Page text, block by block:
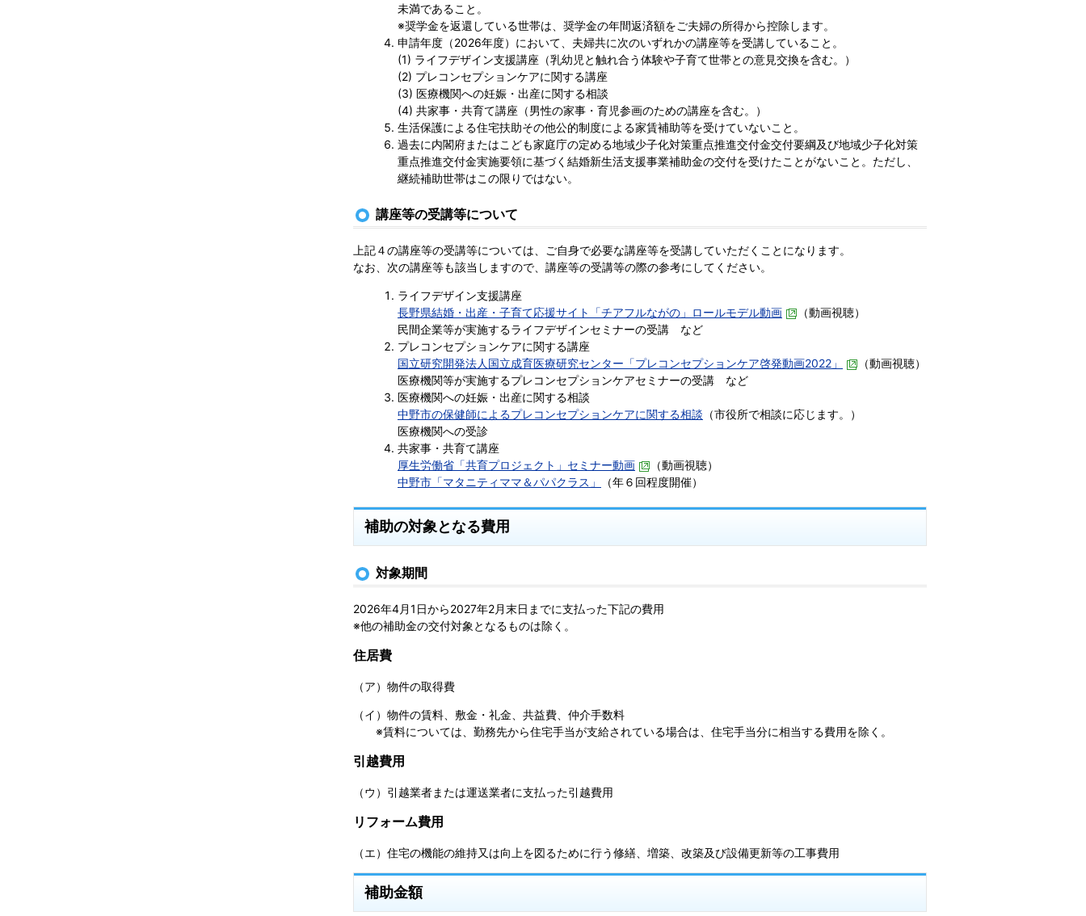
未満であること。
※奨学金を返還している世帯は、奨学金の年間返済額をご夫婦の所得から控除します。
申請年度（2026年度）において、夫婦共に次のいずれかの講座等を受講していること。
(1) ライフデザイン支援講座（乳幼児と触れ合う体験や子育て世帯との意見交換を含む。）
(2) プレコンセプションケアに関する講座
(3) 医療機関への妊娠・出産に関する相談
(4) 共家事・共育て講座（男性の家事・育児参画のための講座を含む。）
生活保護による住宅扶助その他公的制度による家賃補助等を受けていないこと。
過去に内閣府またはこども家庭庁の定める地域少子化対策重点推進交付金交付要綱及び地域少子化対策
重点推進交付金実施要領に基づく結婚新生活支援事業補助金の交付を受けたことがないこと。ただし、
継続補助世帯はこの限りではない。
講座等の受講等について
上記４の講座等の受講等については、ご自身で必要な講座等を受講していただくことになります。
なお、次の講座等も該当しますので、講座等の受講等の際の参考にしてください。
ライフデザイン支援講座
長野県結婚・出産・子育て応援サイト「チアフルながの」ロールモデル動画
（動画視聴）
民間企業等が実施するライフデザインセミナーの受講 など
プレコンセプションケアに関する講座
国立研究開発法人国立成育医療研究センター「プレコンセプションケア啓発動画2022」
（動画視聴）
医療機関等が実施するプレコンセプションケアセミナーの受講 など
医療機関への妊娠・出産に関する相談
中野市の保健師によるプレコンセプションケアに関する相談 （市役所で相談に応じます。）
医療機関への受診
共家事・共育て講座
厚生労働省「共育プロジェクト」セミナー動画
（動画視聴）
中野市「マタニティママ＆パパクラス」
（年６回程度開催）
補助の対象となる費用
対象期間
2026年4月1日から2027年2月末日までに支払った下記の費用
※他の補助金の交付対象となるものは除く。
住居費
（ア）物件の取得費
（イ）物件の賃料、敷金・礼金、共益費、仲介手数料
※賃料については、勤務先から住宅手当が支給されている場合は、住宅手当分に相当する費用を除く。
引越費用
（ウ）引越業者または運送業者に支払った引越費用
リフォーム費用
（エ）住宅の機能の維持又は向上を図るために行う修繕、増築、改築及び設備更新等の工事費用
補助金額